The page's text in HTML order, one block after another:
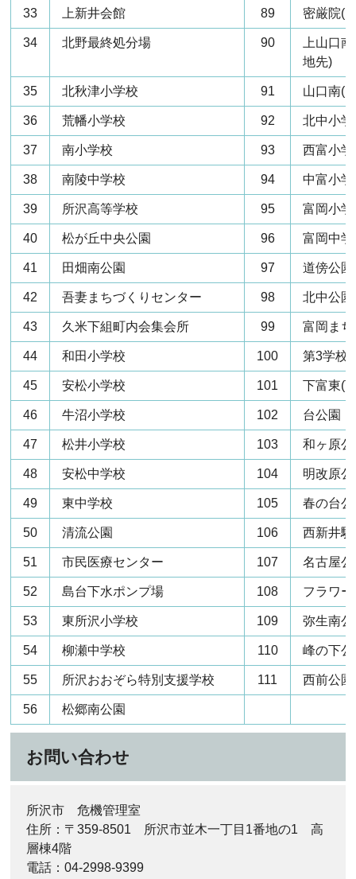
33 上新井会館 89 密厳院(
34 北野最終処分場 90
上山口
地先)
35 北秋津小学校 91 山口南(
36 荒幡小学校 92 北中小
37 南小学校 93 西富小
38 南陵中学校 94 中富小
39 所沢高等学校 95 富岡小
40 松が丘中央公園 96 富岡中
41 田畑南公園 97 道傍公園
42 吾妻まちづくりセンター 98 北中公園
43 久米下組町内会集会所 99 富岡ま
44 和田小学校 100 第3学校
45 安松小学校 101 下富東(
46 牛沼小学校 102 台公園
47 松井小学校 103 和ヶ原
48 安松中学校 104 明改原
49 東中学校 105 春の台
50 清流公園 106 西新井
51 市民医療センター 107 名古屋
52 島台下水ポンプ場 108 フラワ
53 東所沢小学校 109 弥生南
54 柳瀬中学校 110 峰の下
55 所沢おおぞら特別支援学校 111 西前公園
56 松郷南公園
お問い合わせ
所沢市 危機管理室
住所：〒359-8501 所沢市並木一丁目1番地の1 高
層棟4階
電話：04-2998-9399